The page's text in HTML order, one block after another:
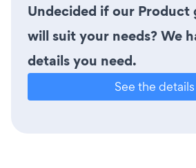
Undecided if our Product
will suit your needs? We
details you need.
See the details